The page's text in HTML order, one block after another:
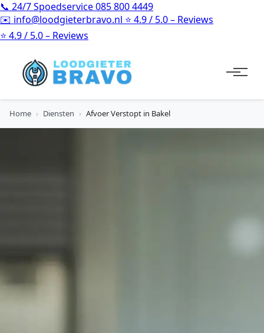
📞 24/7 Spoedservice085 800 4449
✉️ info@loodgieterbravo.nl ⭐ 4.9 / 5.0 – Reviews
⭐ 4.9 / 5.0 – Reviews
Home › Diensten › Afvoer Verstopt in Bakel